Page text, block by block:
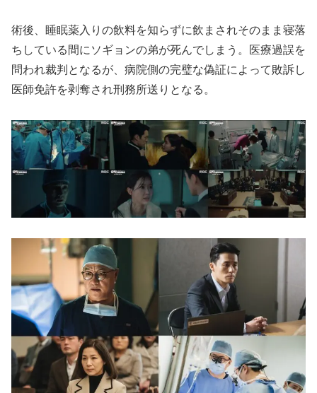
術後、睡眠薬入りの飲料を知らずに飲まされそのまま寝落
ちしている間にソギョンの弟が死んでしまう。医療過誤を
問われ裁判となるが、病院側の完璧な偽証によって敗訴し
医師免許を剥奪され刑務所送りとなる。